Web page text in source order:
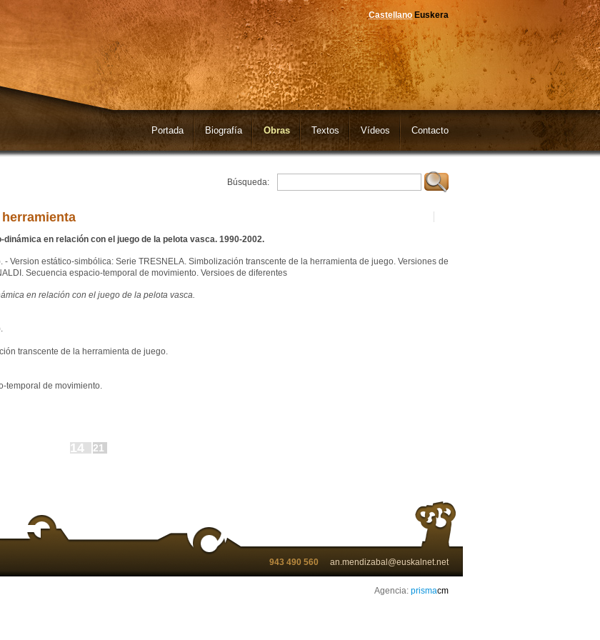
Castellano Euskera
Portada Biografía Obras Textos Vídeos Contacto
Búsqueda:
herramienta
en relación con el juego de la pelota vasca. 1990-2002.
- Version estático-simbólica: Serie TRESNELA. Simbolización transcente de la herramienta de juego. Versiones de
Secuencia espacio-temporal de movimiento. Versioes de diferentes
en relación con el juego de la pelota vasca.
transcente de la herramienta de juego.
temporal de movimiento.
14 21
943 490 560 an.mendizabal@euskalnet.net
Agencia: prismacm